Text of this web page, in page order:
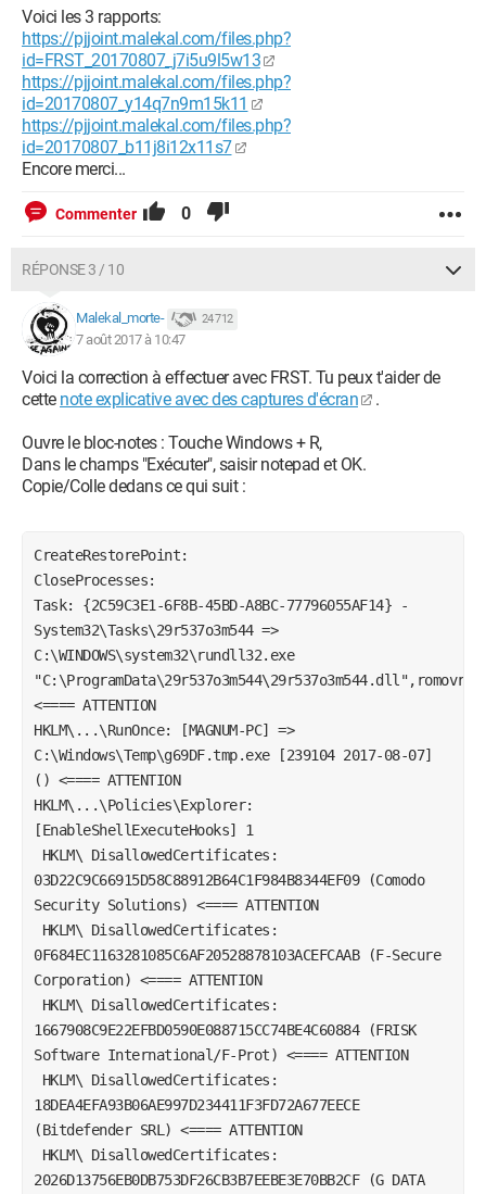
Voici les 3 rapports:
https://pjjoint.malekal.com/files.php?
id=FRST_20170807_j7i5u9l5w13
https://pjjoint.malekal.com/files.php?
id=20170807_y14q7n9m15k11
https://pjjoint.malekal.com/files.php?
id=20170807_b11j8i12x11s7
Encore merci...
Commenter 0
RÉPONSE 3 / 10
Malekal_morte- 24 712
7 août 2017 à 10:47
Voici la correction à effectuer avec FRST. Tu peux t'aider de
cette note explicative avec des captures d'écran .
Ouvre le bloc-notes : Touche Windows + R,
Dans le champs "Exécuter", saisir notepad et OK.
Copie/Colle dedans ce qui suit :
CreateRestorePoint:
CloseProcesses:
Task: {2C59C3E1-6F8B-45BD-A8BC-77796055AF14} -
System32\Tasks\29r537o3m544 =>
C:\WINDOWS\system32\rundll32.exe
"C:\ProgramData\29r537o3m544\29r537o3m544.dll",romovr
<==== ATTENTION
HKLM\...\RunOnce: [MAGNUM-PC] =>
C:\Windows\Temp\g69DF.tmp.exe [239104 2017-08-07]
() <==== ATTENTION
HKLM\...\Policies\Explorer:
[EnableShellExecuteHooks] 1
03D22C9C66915D58C88912B64C1F984B8344EF09 (Comodo
Security Solutions) <==== ATTENTION
0F684EC1163281085C6AF20528878103ACEFCAAB (F-Secure
Corporation) <==== ATTENTION
1667908C9E22EFBD0590E088715CC74BE4C60884 (FRISK
Software International/F-Prot) <==== ATTENTION
18DEA4EFA93B06AE997D234411F3FD72A677EECE
(Bitdefender SRL) <==== ATTENTION
2026D13756EB0DB753DF26CB3B7EEBE3E70BB2CF (G DATA